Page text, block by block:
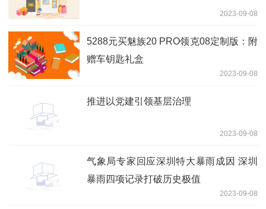
2023-09-08
5288元买魅族20 PRO领克08定制版：附
赠车钥匙礼盒
2023-09-08
推进以党建引领基层治理
2023-09-08
气象局专家回应深圳特大暴雨成因 深圳
暴雨四项记录打破历史极值
2023-09-08